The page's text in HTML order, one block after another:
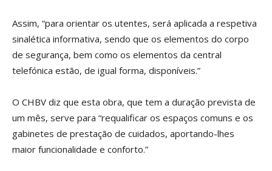
Assim, “para orientar os utentes, será aplicada a respetiva
sinalética informativa, sendo que os elementos do corpo
de segurança, bem como os elementos da central
telefónica estão, de igual forma, disponíveis.”
O CHBV diz que esta obra, que tem a duração prevista de
um mês, serve para “requalificar os espaços comuns e os
gabinetes de prestação de cuidados, aportando-lhes
maior funcionalidade e conforto.”